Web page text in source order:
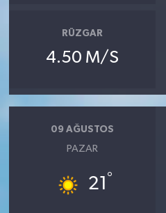
RÜZGAR
4.50 M/S
09 AĞUSTOS
PAZAR
21 °